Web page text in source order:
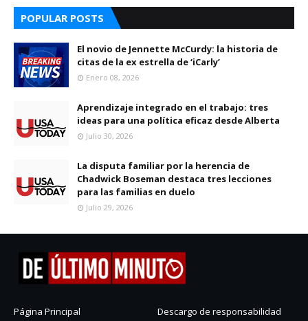
POPULAR POSTS
El novio de Jennette McCurdy: la historia de
citas de la ex estrella de ‘iCarly’
Enero 08, 2026
Aprendizaje integrado en el trabajo: tres
ideas para una política eficaz desde Alberta
Julio 30, 2026
La disputa familiar por la herencia de
Chadwick Boseman destaca tres lecciones
para las familias en duelo
Julio 29, 2026
Página Principal
Descargo de responsabilidad